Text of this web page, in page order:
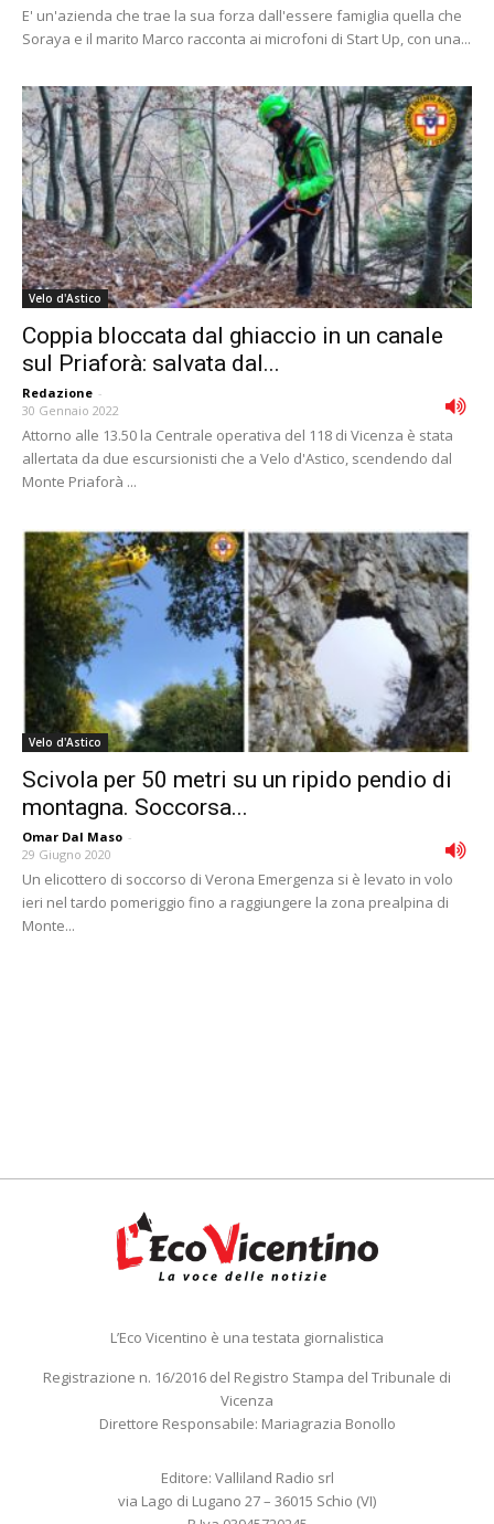
E' un'azienda che trae la sua forza dall'essere famiglia quella che
Soraya e il marito Marco racconta ai microfoni di Start Up, con una...
Velo d'Astico
Coppia bloccata dal ghiaccio in un canale
sul Priaforà: salvata dal...
Redazione -
30 Gennaio 2022
Attorno alle 13.50 la Centrale operativa del 118 di Vicenza è stata
allertata da due escursionisti che a Velo d'Astico, scendendo dal
Monte Priaforà ...
Velo d'Astico
Scivola per 50 metri su un ripido pendio di
montagna. Soccorsa...
Omar Dal Maso -
29 Giugno 2020
Un elicottero di soccorso di Verona Emergenza si è levato in volo
ieri nel tardo pomeriggio fino a raggiungere la zona prealpina di
Monte...
L’Eco Vicentino è una testata giornalistica
Registrazione n. 16/2016 del Registro Stampa del Tribunale di
Vicenza
Direttore Responsabile: Mariagrazia Bonollo
Editore: Valliland Radio srl
via Lago di Lugano 27 – 36015 Schio (VI)